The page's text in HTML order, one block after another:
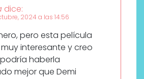
dice:
2024 a las 14:56
pero esta película
interesante y creo
haberla
mejor que Demi